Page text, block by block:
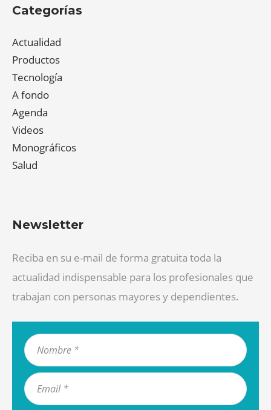
Categorías
Actualidad
Productos
Tecnología
A fondo
Agenda
Videos
Monográficos
Salud
Newsletter
Reciba en su e-mail de forma gratuita toda la
actualidad indispensable para los profesionales que
trabajan con personas mayores y dependientes.